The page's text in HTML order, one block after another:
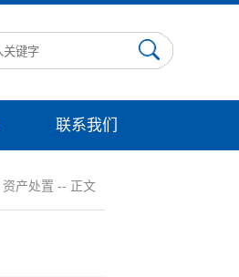
联系我们
资产处置 -- 正文